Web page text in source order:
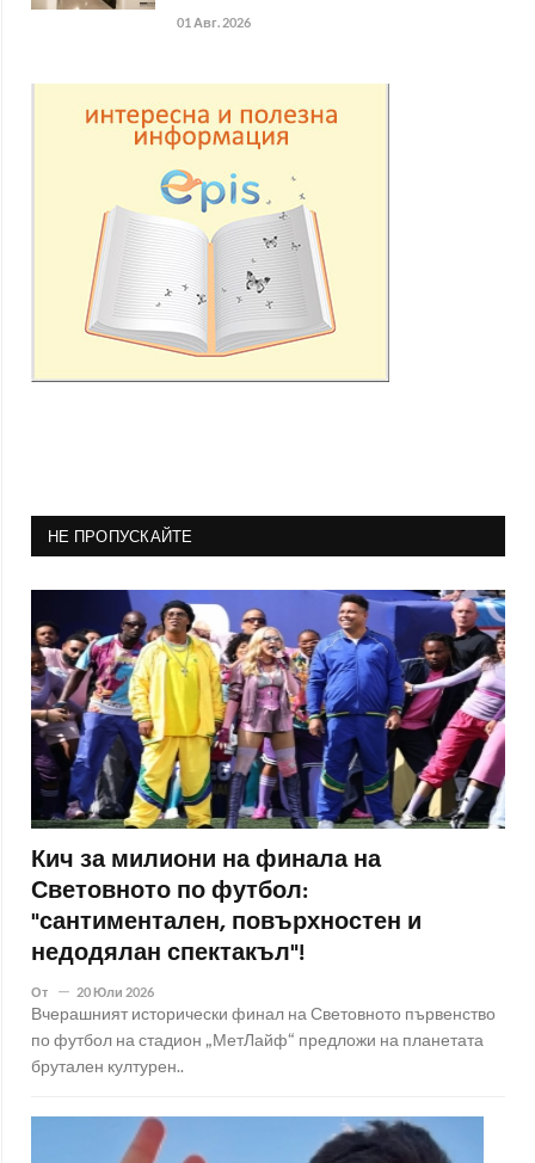
01 Авг. 2026
НЕ ПРОПУСКАЙТЕ
Кич за милиони на финала на
Световното по футбол:
"сантиментален, повърхностен и
недодялан спектакъл"!
От 20 Юли 2026
Вчерашният исторически финал на Световното първенство
по футбол на стадион „МетЛайф“ предложи на планетата
брутален културен..